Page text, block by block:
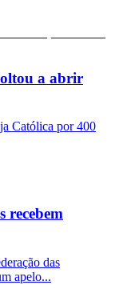
a abrir
Católica por 400
recebem
das
apelo...